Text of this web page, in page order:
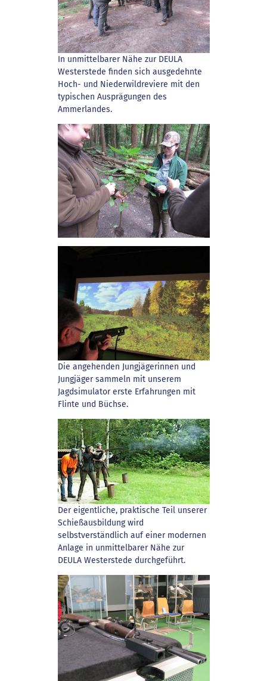
In unmittelbarer Nähe zur DEULA
Westerstede finden sich ausgedehnte
Hoch- und Niederwildreviere mit den
typischen Ausprägungen des
Ammerlandes.
Die angehenden Jungjägerinnen und
Jungjäger sammeln mit unserem
Jagdsimulator erste Erfahrungen mit
Flinte und Büchse.
Der eigentliche, praktische Teil unserer
Schießausbildung wird
selbstverständlich auf einer modernen
Anlage in unmittelbarer Nähe zur
DEULA Westerstede durchgeführt.